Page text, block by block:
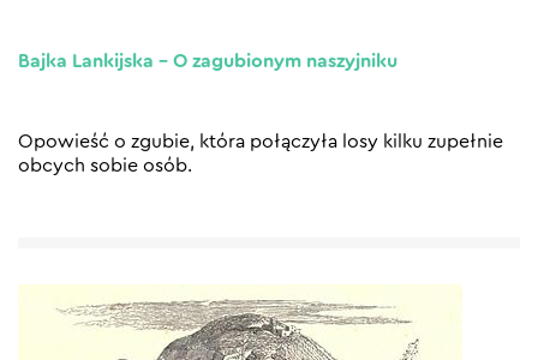
Bajka Lankijska – O zagubionym naszyjniku
Opowieść o zgubie, która połączyła losy kilku zupełnie
obcych sobie osób.